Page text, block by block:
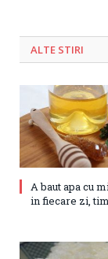
ALTE STIRI
A baut apa cu
in fiecare zi,